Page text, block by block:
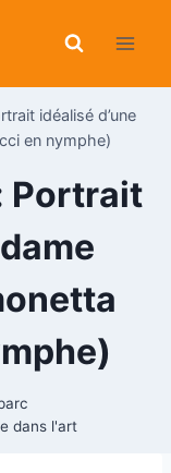
idéalisé d’une
en nymphe)
Portrait
dans l'art